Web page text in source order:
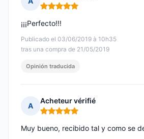
Nota: 5 de 5
Publicado el 03/06/2019 à 10h35
tras una compra de 21/05/2019
¡¡¡Perfecto!!!
Opinión traducida
A
Acheteur vérifié
Nota: 5 de 5
Muy bueno, recibido tal y como se